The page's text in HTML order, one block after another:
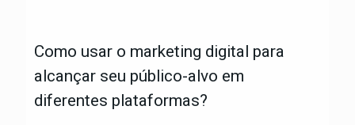
Como usar o marketing digital para
alcançar seu público-alvo em
diferentes plataformas?